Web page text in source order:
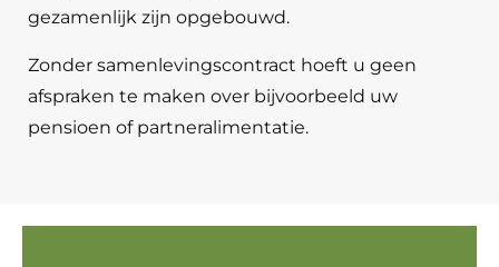
gezamenlijk zijn opgebouwd.
Zonder samenlevingscontract hoeft u geen
afspraken te maken over bijvoorbeeld uw
pensioen of partneralimentatie.